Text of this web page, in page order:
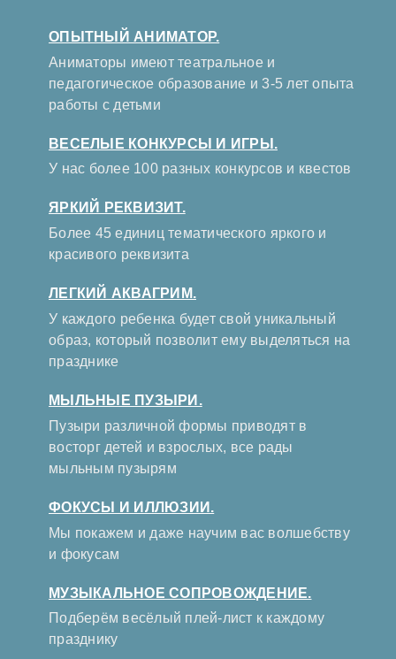
ОПЫТНЫЙ АНИМАТОР.
Аниматоры имеют театральное и
педагогическое образование и 3-5 лет опыта
работы с детьми
ВЕСЕЛЫЕ КОНКУРСЫ И ИГРЫ.
У нас более 100 разных конкурсов и квестов
ЯРКИЙ РЕКВИЗИТ.
Более 45 единиц тематического яркого и
красивого реквизита
ЛЕГКИЙ АКВАГРИМ.
У каждого ребенка будет свой уникальный
образ, который позволит ему выделяться на
празднике
МЫЛЬНЫЕ ПУЗЫРИ.
Пузыри различной формы приводят в
восторг детей и взрослых, все рады
мыльным пузырям
ФОКУСЫ И ИЛЛЮЗИИ.
Мы покажем и даже научим вас волшебству
и фокусам
МУЗЫКАЛЬНОЕ СОПРОВОЖДЕНИЕ.
Подберём весёлый плей-лист к каждому
празднику